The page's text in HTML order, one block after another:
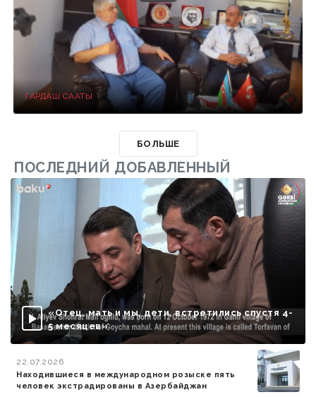
ГАРДАШ СААТЫ
БОЛЬШЕ
ПОСЛЕДНИЙ ДОБАВЛЕННЫЙ
«Отец, мать и мы, дети, встретились спустя 4-
5 месяцев»
22.07.2026
Находившиеся в международном розыске пять
человек экстрадированы в Азербайджан